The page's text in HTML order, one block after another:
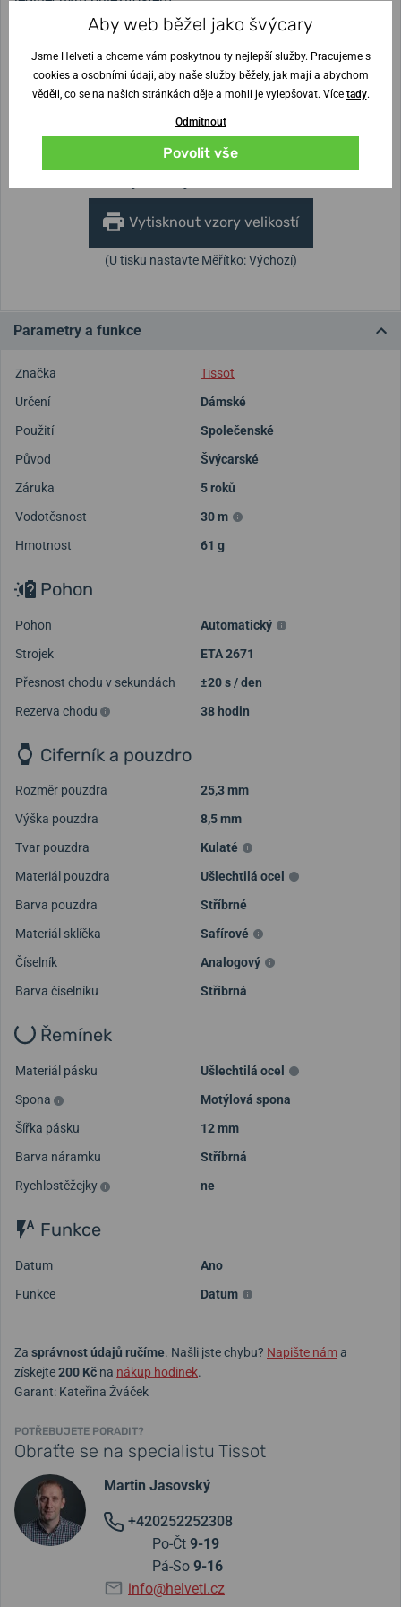
Šířka řemínku
12 mm
25,3 mm
Vytisknout vzory velikostí
(U tisku nastavte Měřítko: Výchozí)
Parametry a funkce
Značka
Tissot
Určení
Dámské
Použití
Společenské
Původ
Švýcarské
Záruka
5 roků
Vodotěsnost
30 m
Hmotnost
61 g
Pohon
Pohon
Automatický
Strojek
ETA 2671
Přesnost chodu v sekundách
±20 s / den
Rezerva chodu
38 hodin
Ciferník a pouzdro
Rozměr pouzdra
25,3 mm
Výška pouzdra
8,5 mm
Tvar pouzdra
Kulaté
Materiál pouzdra
Ušlechtilá ocel
Barva pouzdra
Stříbrné
Materiál sklíčka
Safírové
Číselník
Analogový
Barva číselníku
Stříbrná
Řemínek
Materiál pásku
Ušlechtilá ocel
Spona
Motýlová spona
Šířka pásku
12 mm
Barva náramku
Stříbrná
Rychlostěžejky
ne
Funkce
Datum
Ano
Funkce
Datum
Za správnost údajů ručíme. Našli jste chybu? Napište náma
získejte200 Kč na nákup hodinek.
Garant: Kateřina Žváček
POTŘEBUJETE PORADIT?
Obraťte se na specialistu Tissot
Martin Jasovský
+420252252308
Po-Čt 9-19
Pá-So 9-16
info@helveti.cz
Aby web běžel jako švýcary
Jsme Helveti a chceme vám poskytnou ty nejlepší služby. Pracujeme s
cookies a osobními údaji, aby naše služby běžely, jak mají a abychom
věděli, co se na našich stránkách děje a mohli je vylepšovat. Více tady.
Odmítnout
Povolit vše